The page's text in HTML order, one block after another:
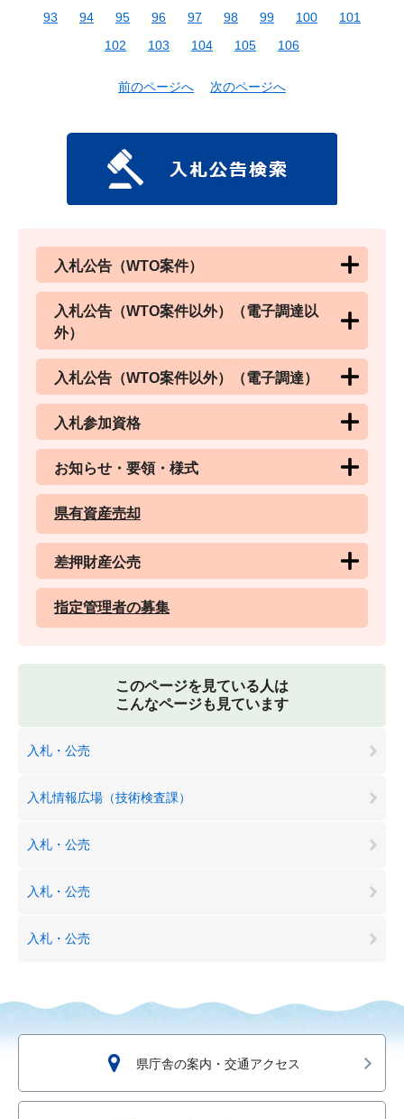
93
94 95 96 97 98 99 100
101
102
103 104 105 106
前のページへ 次のページへ
入札公告（WTO案件）
入札公告（WTO案件以外）（電子調達以
外）
入札公告（WTO案件以外）（電子調達）
入札参加資格
お知らせ・要領・様式
県有資産売却
差押財産公売
指定管理者の募集
このページを見ている人は
こんなページも見ています
入札・公売
入札情報広場（技術検査課）
入札・公売
入札・公売
入札・公売
県庁舎の案内・交通アクセス